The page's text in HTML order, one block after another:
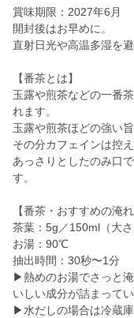
賞味期限：2027年6月
開封後はお早めに。
直射日光や高温多湿を
【番茶とは】
玉露や煎茶などの一番
れます。
玉露や煎茶ほどの強い
その分カフェインは控
あっさりとしたのみ口
す。
【番茶・おすすめの淹れ
茶葉：5g／150ml（大さ
お湯：90℃
抽出時間：30秒〜1分
▶熱めのお湯でさっと
いしい成分が詰まってい
▶水だしの場合は冷蔵庫